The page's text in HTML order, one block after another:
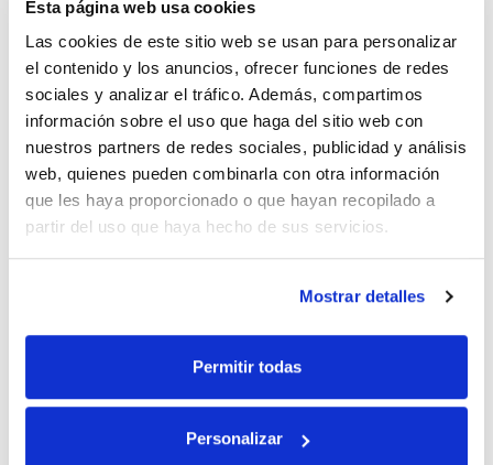
Esta página web usa cookies
Las cookies de este sitio web se usan para personalizar
el contenido y los anuncios, ofrecer funciones de redes
sociales y analizar el tráfico. Además, compartimos
información sobre el uso que haga del sitio web con
nuestros partners de redes sociales, publicidad y análisis
web, quienes pueden combinarla con otra información
que les haya proporcionado o que hayan recopilado a
partir del uso que haya hecho de sus servicios.
Mostrar detalles
Permitir todas
Personalizar
¿Todavía no conoces Santiago